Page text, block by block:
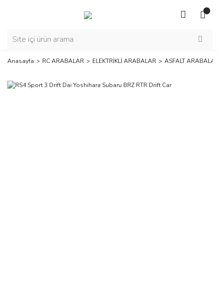
Anasayfa RC ARABALAR ELEKTRİKLİ ARABALAR ASFALT ARABALARI